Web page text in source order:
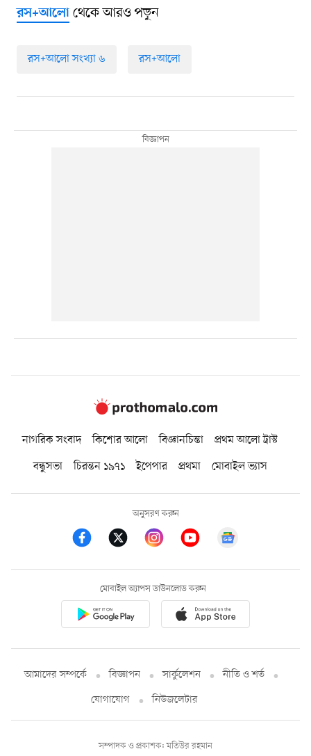
রস+আলোথেকে আরও পড়ুন
রস‍+আলো সংখ্যা ৬ রস+আলো
নাগরিক সংবাদ কিশোর আলো বিজ্ঞানচিন্তা
প্রথম আলো ট্রাস্ট
বন্ধুসভা
চিরন্তন ১৯৭১ ইপেপার প্রথমা মোবাইল ভ্যাস
অনুসরণ করুন
মোবাইল অ্যাপস ডাউনলোড করুন
আমাদের সম্পর্কে বিজ্ঞাপন সার্কুলেশন
নীতি ও শর্ত
যোগাযোগ
নিউজলেটার
সম্পাদক ও প্রকাশক: মতিউর রহমান